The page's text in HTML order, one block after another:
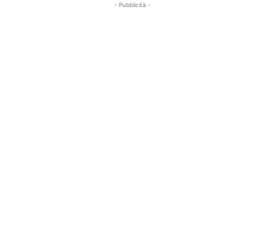
- Pubblicità -